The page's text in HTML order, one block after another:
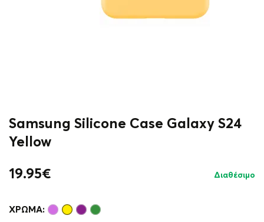
Samsung Silicone Case Galaxy S24
Yellow
19.95€ Διαθέσιμο
ΧΡΏΜΑ: